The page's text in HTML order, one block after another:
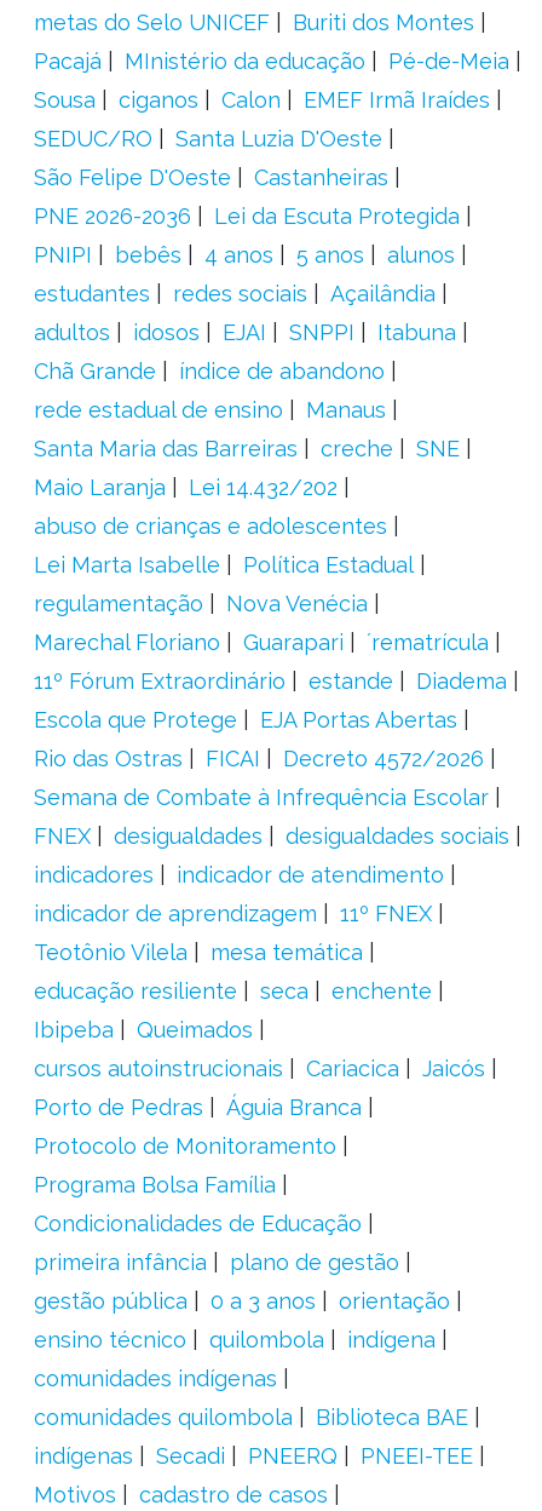
metas do Selo UNICEF
Buriti dos Montes
Pacajá
MInistério da educação
Pé-de-Meia
Sousa
ciganos Calon
EMEF Irmã Iraídes
SEDUC/RO
Santa Luzia D'Oeste
São Felipe D'Oeste
Castanheiras
PNE 2026-2036
Lei da Escuta Protegida
PNIPI
bebês 4 anos 5 anos
alunos
estudantes
redes sociais
Açailândia
adultos
idosos EJAI SNPPI
Itabuna
Chã Grande
índice de abandono
rede estadual de ensino
Manaus
Santa Maria das Barreiras
creche
SNE
Maio Laranja
Lei 14.432/202
abuso de crianças e adolescentes
Lei Marta Isabelle
Política Estadual
regulamentação
Nova Venécia
Marechal Floriano
Guarapari
´rematrícula
11º Fórum Extraordinário
estande
Diadema
Escola que Protege
EJA Portas Abertas
Rio das Ostras
FICAI
Decreto 4572/2026
Semana de Combate à Infrequência Escolar
FNEX
desigualdades
desigualdades sociais
indicadores
indicador de atendimento
indicador de aprendizagem
11º FNEX
Teotônio Vilela
mesa temática
educação resiliente
seca
enchente
Ibipeba
Queimados
cursos autoinstrucionais
Cariacica
Jaicós
Porto de Pedras
Águia Branca
Protocolo de Monitoramento
Programa Bolsa Família
Condicionalidades de Educação
primeira infância
plano de gestão
gestão pública
0 a 3 anos
orientação
ensino técnico
quilombola
indígena
comunidades indígenas
comunidades quilombola
Biblioteca BAE
indígenas
Secadi PNEERQ
PNEEI-TEE
Motivos
cadastro de casos